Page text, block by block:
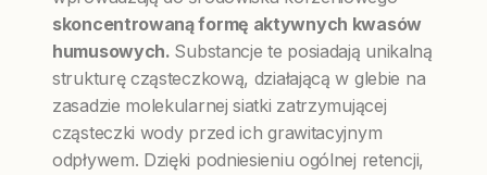
skoncentrowaną formę aktywnych kwasów
humusowych. Substancje te posiadają unikalną
strukturę cząsteczkową, działającą w glebie na
zasadzie molekularnej siatki zatrzymującej
cząsteczki wody przed ich grawitacyjnym
odpływem. Dzięki podniesieniu ogólnej retencji,